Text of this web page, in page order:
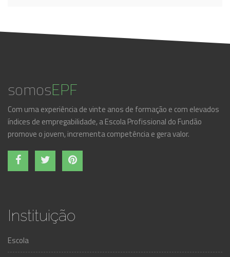
somosEPF
Com uma experiência de vinte anos de formação e com elevados
índices de empregabilidade, a Escola Profissional do Fundão
promove o jovem, incrementa competência e gera valor.
Instituição
Escola